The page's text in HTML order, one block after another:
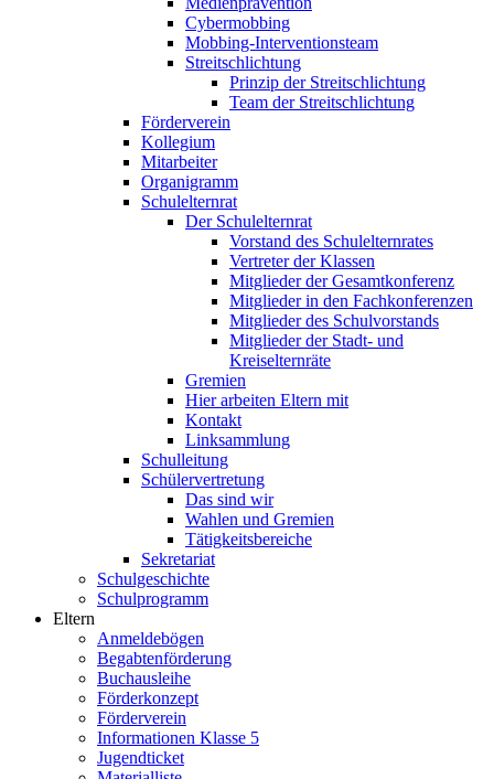
Cybermobbing
Mobbing-Interventionsteam
Streitschlichtung
Prinzip der Streitschlichtung
Team der Streitschlichtung
Förderverein
Kollegium
Mitarbeiter
Organigramm
Schulelternrat
Der Schulelternrat
Vorstand des Schulelternrates
Vertreter der Klassen
Mitglieder der Gesamtkonferenz
Mitglieder in den Fachkonferenzen
Mitglieder des Schulvorstands
Mitglieder der Stadt- und
Kreiselternräte
Gremien
Hier arbeiten Eltern mit
Kontakt
Linksammlung
Schulleitung
Schülervertretung
Das sind wir
Wahlen und Gremien
Tätigkeitsbereiche
Sekretariat
Schulgeschichte
Schulprogramm
Eltern
Anmeldebögen
Begabtenförderung
Buchausleihe
Förderkonzept
Förderverein
Informationen Klasse 5
Jugendticket